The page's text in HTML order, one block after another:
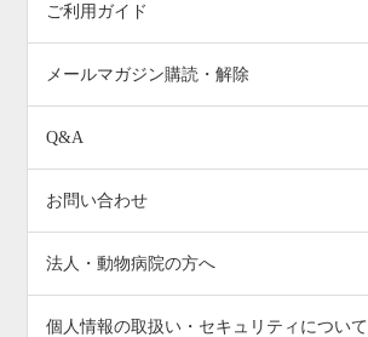
ご利用ガイド
メールマガジン購読・解除
Q&A
お問い合わせ
法人・動物病院の方へ
個人情報の取扱い・セキュリティについて